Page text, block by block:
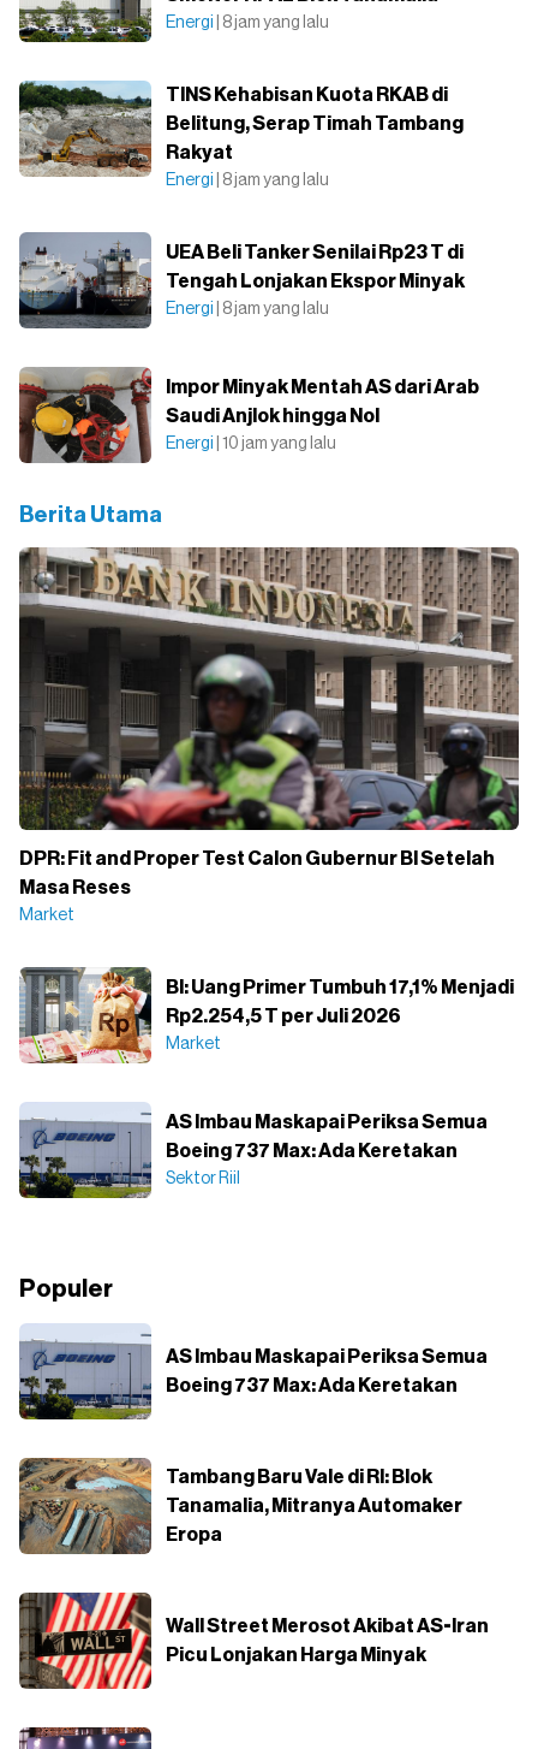
Energi | 8 jam yang lalu
TINS Kehabisan Kuota RKAB di
Belitung, Serap Timah Tambang
Rakyat
Energi | 8 jam yang lalu
UEA Beli Tanker Senilai Rp23 T di
Tengah Lonjakan Ekspor Minyak
Energi | 8 jam yang lalu
Impor Minyak Mentah AS dari Arab
Saudi Anjlok hingga Nol
Energi | 10 jam yang lalu
Berita Utama
DPR: Fit and Proper Test Calon Gubernur BI Setelah
Masa Reses
Market
BI: Uang Primer Tumbuh 17,1% Menjadi
Rp2.254,5 T per Juli 2026
Market
AS Imbau Maskapai Periksa Semua
Boeing 737 Max: Ada Keretakan
Sektor Riil
Populer
AS Imbau Maskapai Periksa Semua
Boeing 737 Max: Ada Keretakan
Tambang Baru Vale di RI: Blok
Tanamalia, Mitranya Automaker
Eropa
Wall Street Merosot Akibat AS-Iran
Picu Lonjakan Harga Minyak